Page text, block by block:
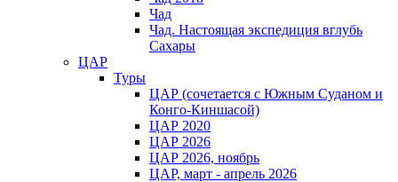
Чад
Чад. Настоящая экспедиция вглубь
Сахары
ЦАР
Туры
ЦАР (сочетается с Южным Суданом и
Конго-Киншасой)
ЦАР 2020
ЦАР 2026
ЦАР 2026, ноябрь
ЦАР, март - апрель 2026